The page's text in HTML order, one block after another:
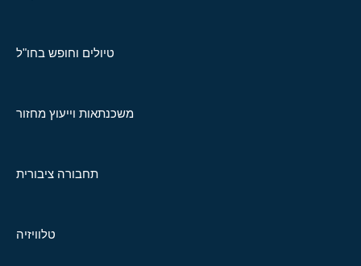
טיולים וחופש בחו"ל
משכנתאות וייעוץ מחזור
תחבורה ציבורית
טלוויזיה